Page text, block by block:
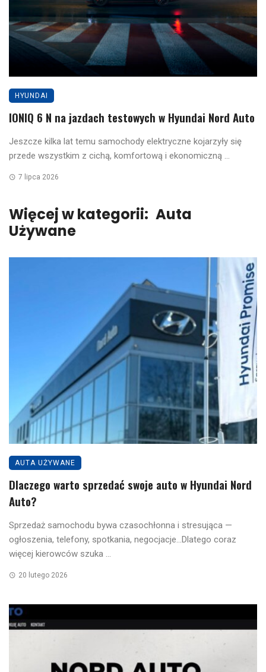
HYUNDAI
IONIQ 6 N na jazdach testowych w Hyundai Nord Auto
Jeszcze kilka lat temu samochody elektryczne kojarzyły się
przede wszystkim z cichą, komfortową i ekonomiczną ...
7 lipca 2026
Więcej w kategorii: Auta
Używane
AUTA UŻYWANE
Dlaczego warto sprzedać swoje auto w Hyundai Nord
Auto?
Sprzedaż samochodu bywa czasochłonna i stresująca —
ogłoszenia, telefony, spotkania, negocjacje…Dlatego coraz
więcej kierowców szuka ...
20 lutego 2026